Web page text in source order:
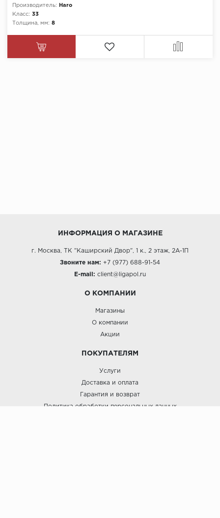
Производитель:
Haro
Класс: 33
Толщина, мм: 8
ИНФОРМАЦИЯ О МАГАЗИНЕ
г. Москва, ТК "Каширский Двор", 1 к., 2 этаж, 2А-1П
Звоните нам: +7 (977) 688-91-54
E-mail: client@ligapol.ru
О КОМПАНИИ
Магазины
О компании
Акции
ПОКУПАТЕЛЯМ
Услуги
Доставка и оплата
Гарантия и возврат
Политика обработки персональных данных